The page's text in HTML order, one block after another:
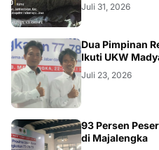
Juli 31, 2026
Dua Pimpinan
Ikuti UKW
Juli 23, 2026
93 Persen
di Majalengka